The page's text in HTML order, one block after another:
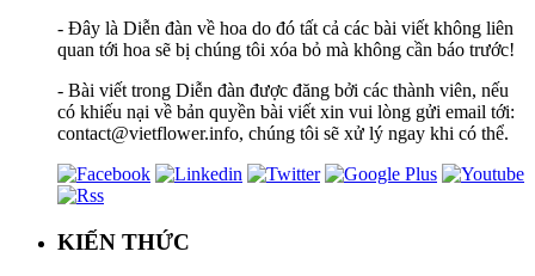
- Đây là Diễn đàn về hoa do đó tất cả các bài viết không liên
quan tới hoa sẽ bị chúng tôi xóa bỏ mà không cần báo trước!
- Bài viết trong Diễn đàn được đăng bởi các thành viên, nếu
có khiếu nại về bản quyền bài viết xin vui lòng gửi email tới:
contact@vietflower.info, chúng tôi sẽ xử lý ngay khi có thể.
KIẾN THỨC